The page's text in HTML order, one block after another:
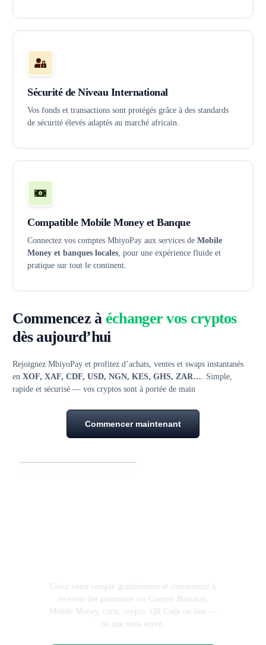
Sécurité de Niveau International
Vos fonds et transactions sont protégés grâce à des standards
de sécurité élevés adaptés au marché africain.
Compatible Mobile Money et Banque
Connectez vos comptes MbiyoPay aux services deMobile
Money et banques locales , pour une expérience fluide et
pratique sur tout le continent.
Commencez à échanger vos cryptos
dès aujourd’hui
Rejoignez MbiyoPay et profitez d’achats, ventes et swaps instantanés
enXOF, XAF, CDF, USD, NGN, KES, GHS, ZAR… . Simple,
rapide et sécurisé — vos cryptos sont à portée de main
Commencer maintenant
Créez votre compte gratuitement et commencez à
recevoir des paiements via Compte Bancaire,
Mobile Money, carte, crypto, QR Code ou lien —
où que vous soyez.